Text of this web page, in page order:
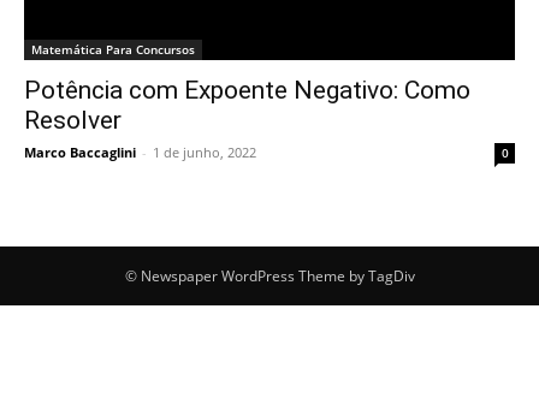
Matemática Para Concursos
Potência com Expoente Negativo: Como
Resolver
Marco Baccaglini - 1 de junho, 2022 0
© Newspaper WordPress Theme by TagDiv